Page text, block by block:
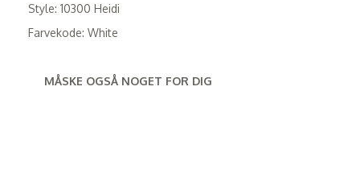
Style: 10300 Heidi
Farvekode: White
MÅSKE OGSÅ NOGET FOR DIG